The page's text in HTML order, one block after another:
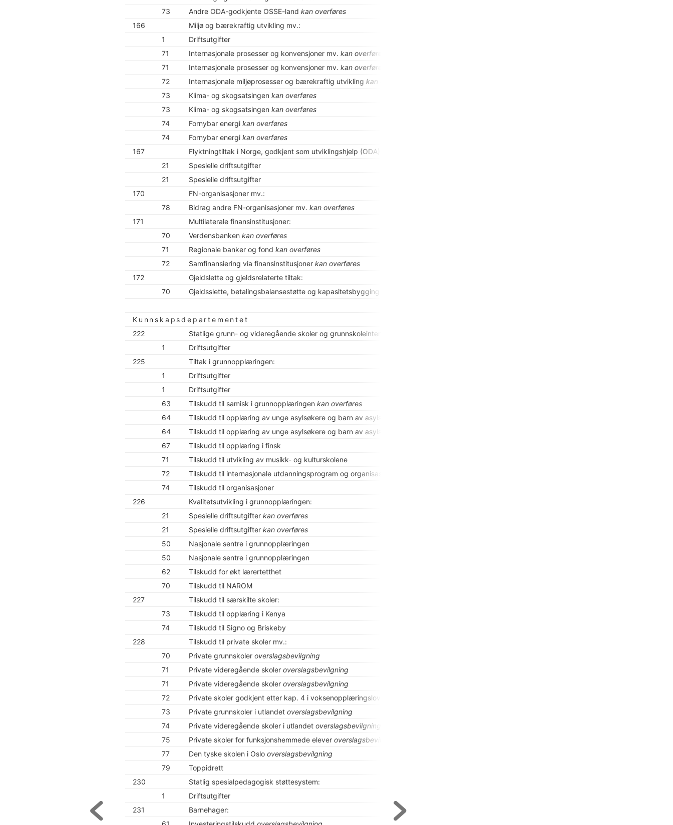
73
Andre ODA-godkjente OSSE-land kan overføres
166
Miljø og bærekraftig utvikling mv.:
1
Driftsutgifter
71
Internasjonale prosesser og konvensjoner mv. kan overføres
71
Internasjonale prosesser og konvensjoner mv. kan overføres
72
Internasjonale miljøprosesser og bærekraftig utvikling kan overføres
73
Klima- og skogsatsingen kan overføres
73
Klima- og skogsatsingen kan overføres
74
Fornybar energi kan overføres
74
Fornybar energi kan overføres
167
Flyktningtiltak i Norge, godkjent som utviklingshjelp (ODA):
21
Spesielle driftsutgifter
21
Spesielle driftsutgifter
170
FN-organisasjoner mv.:
78
Bidrag andre FN-organisasjoner mv. kan overføres
171
Multilaterale finansinstitusjoner:
70
Verdensbanken kan overføres
71
Regionale banker og fond kan overføres
72
Samfinansiering via finansinstitusjoner kan overføres
172
Gjeldslette og gjeldsrelaterte tiltak:
70
Gjeldsslette, betalingsbalansestøtte og kapasitetsbygging
Kunnskapsdepartementet
222
Statlige grunn- og videregående skoler og grunnskoleinternat:
1
Driftsutgifter
225
Tiltak i grunnopplæringen:
1
Driftsutgifter
1
Driftsutgifter
63
Tilskudd til samisk i grunnopplæringen kan overføres
64
Tilskudd til opplæring av unge asylsøkere og barn av asylsøkere
64
Tilskudd til opplæring av unge asylsøkere og barn av asylsøkere
67
Tilskudd til opplæring i finsk
71
Tilskudd til utvikling av musikk- og kulturskolene
72
Tilskudd til internasjonale utdanningsprogram og organisasjoner
74
Tilskudd til organisasjoner
226
Kvalitetsutvikling i grunnopplæringen:
21
Spesielle driftsutgifter kan overføres
21
Spesielle driftsutgifter kan overføres
50
Nasjonale sentre i grunnopplæringen
50
Nasjonale sentre i grunnopplæringen
62
Tilskudd for økt lærertetthet
70
Tilskudd til NAROM
227
Tilskudd til særskilte skoler:
73
Tilskudd til opplæring i Kenya
74
Tilskudd til Signo og Briskeby
228
Tilskudd til private skoler mv.:
70
Private grunnskoler overslagsbevilgning
71
Private videregående skoler overslagsbevilgning
71
Private videregående skoler overslagsbevilgning
72
Private skoler godkjent etter kap. 4 i voksenopplæringsloven
73
Private grunnskoler i utlandet overslagsbevilgning
74
Private videregående skoler i utlandet overslagsbevilgning
75
Private skoler for funksjonshemmede elever overslagsbevilgning
77
Den tyske skolen i Oslo overslagsbevilgning
79
Toppidrett
230
Statlig spesialpedagogisk støttesystem:
1
Driftsutgifter
231
Barnehager: